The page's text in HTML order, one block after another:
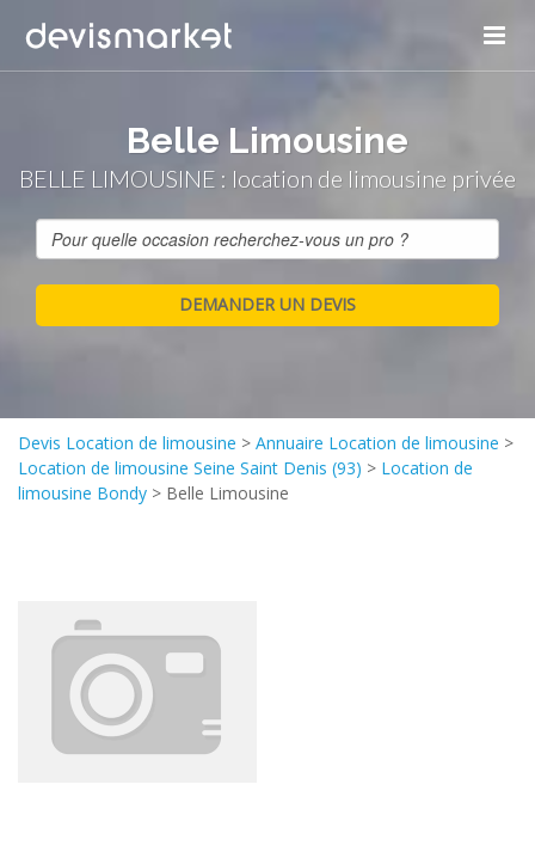
Belle Limousine
BELLE LIMOUSINE : location de limousine privée
Devis Location de limousine > Annuaire Location de limousine >
Location de limousine Seine Saint Denis (93) > Location de
limousine Bondy > Belle Limousine